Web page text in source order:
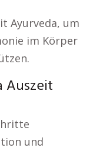
Ayurveda, um
im Körper
Auszeit
und